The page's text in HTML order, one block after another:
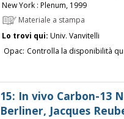
New York : Plenum, 1999
Materiale a stampa
Lo trovi qui: Univ. Vanvitelli
Opac: Controlla la disponibilità
15: In vivo Carbon-13
Berliner, Jacques